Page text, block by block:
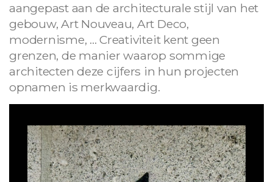
aangepast aan de architecturale stijl van het
gebouw, Art Nouveau, Art Deco,
modernisme, ... Creativiteit kent geen
grenzen, de manier waarop sommige
architecten deze cijfers in hun projecten
opnamen is merkwaardig.